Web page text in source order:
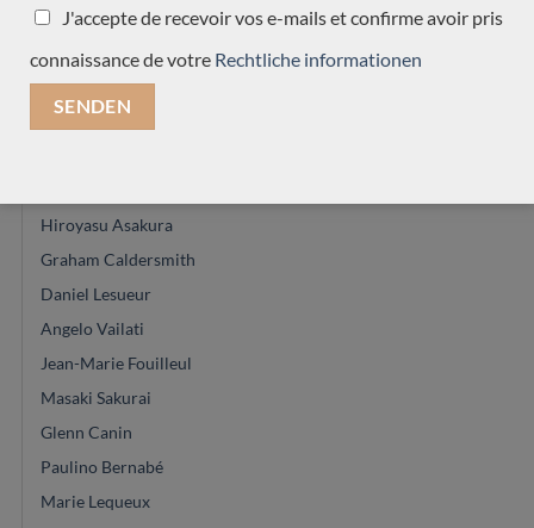
Hermann Hauser®
Martin Blackwell
Vasilis vasileiadis
Hiroyasu Asakura
Graham Caldersmith
Daniel Lesueur
Angelo Vailati
Jean-Marie Fouilleul
Masaki Sakurai
Glenn Canin
Paulino Bernabé
Marie Lequeux
J'accepte de recevoir vos e-mails et confirme avoir pris
connaissance de votre Rechtliche informationen